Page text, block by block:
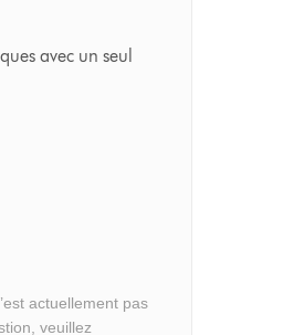
avec un seul
actuellement pas
veuillez